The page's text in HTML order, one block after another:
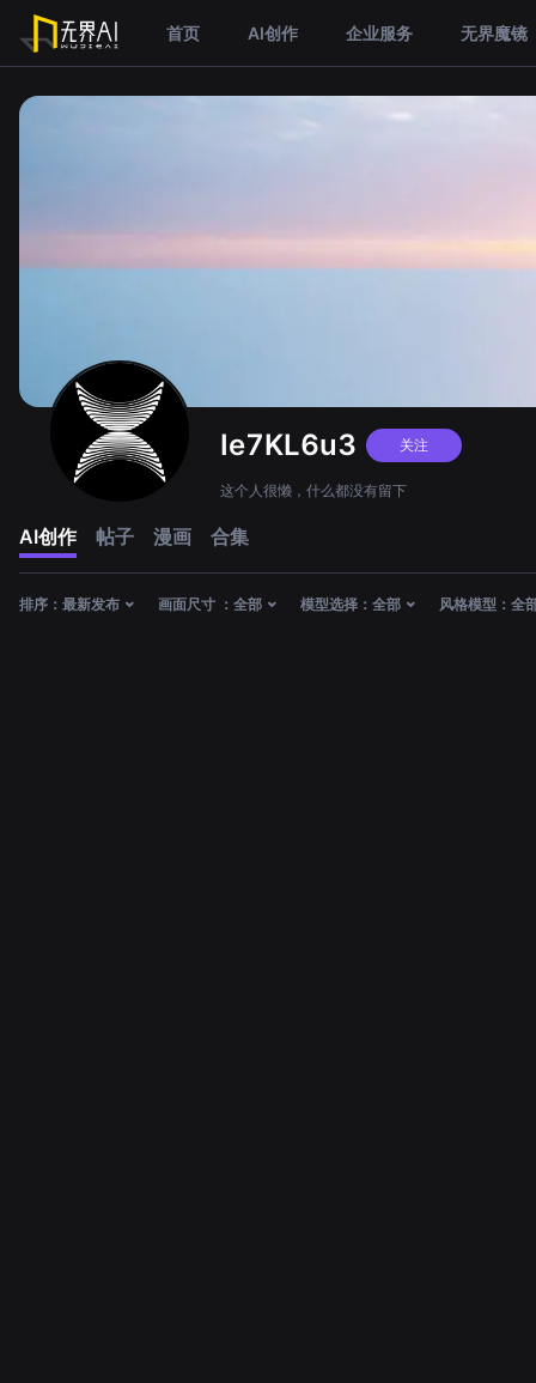
首页 AI创作 企业服务 无界魔镜
Ie7KL6u3 关注
这个人很懒，什么都没有留下
AI创作 帖子 漫画 合集
排序： 最新发布 画面尺寸 ： 全部 模型选择： 全部 风格模型： 全